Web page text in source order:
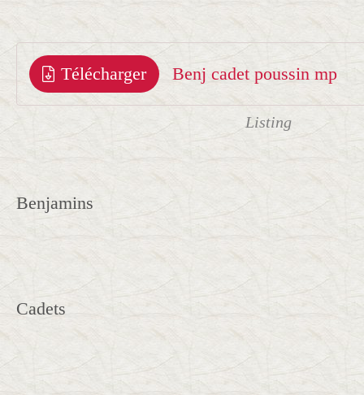
Télécharger Benj cadet poussin mp
Listing
Benjamins
Cadets